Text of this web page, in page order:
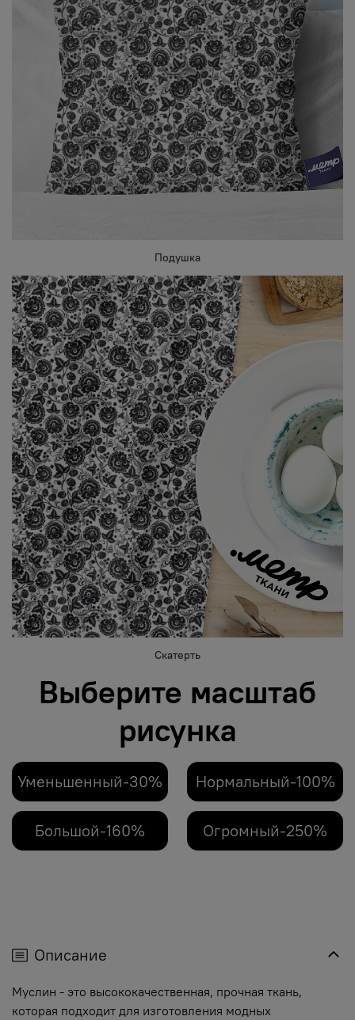
Подушка
Скатерть
Выберите масштаб
рисунка
Уменьшенный-30% Нормальный-100%
Большой-160% Огромный-250%
Описание
Муслин - это высококачественная, прочная ткань,
которая подходит для изготовления модных